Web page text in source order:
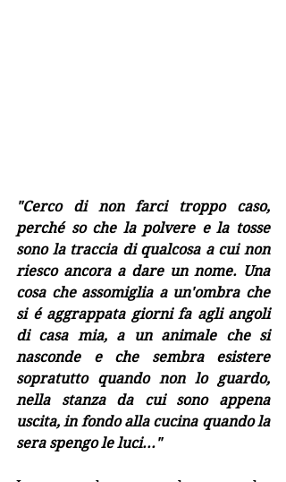
"Cerco di non farci troppo caso,
perché so che la polvere e la tosse
sono la traccia di qualcosa a cui non
riesco ancora a dare un nome. Una
cosa che assomiglia a un'ombra che
si é aggrappata giorni fa agli angoli
di casa mia, a un animale che si
nasconde e che sembra esistere
sopratutto quando non lo guardo,
nella stanza da cui sono appena
uscita, in fondo alla cucina quando la
sera spengo le luci..."